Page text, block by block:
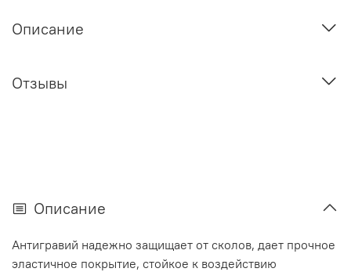
Описание
Отзывы
Описание
Антигравий надежно защищает от сколов, дает прочное
эластичное покрытие, стойкое к воздействию